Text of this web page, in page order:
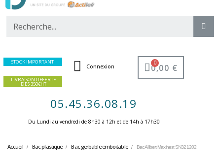
STOCK IMPORTANT
LIVRAISON OFFERTE
DES 350€HT
Connexion 0,00 €
05.45.36.08.19
Du Lundi au vendredi de 8h30 à 12h et de 14h à 17h30 ​
Accueil Bac plastique Bac gerbable emboitable Bac Allibert Maxinest SN321202